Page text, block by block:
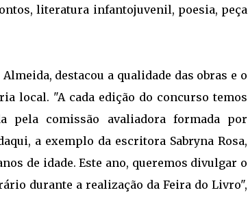
literatura infantojuvenil, poesia, peça
destacou a qualidade das obras e o
local. "A cada edição do concurso temos
pela comissão avaliadora formada por
a exemplo da escritora Sabryna Rosa,
de idade. Este ano, queremos divulgar o
durante a realização da Feira do Livro",